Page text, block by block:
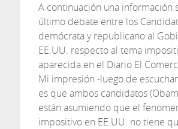
A continuación una información
último debate entre los
demócrata y republicano al
EE.UU. respecto al tema
aparecida en el Diario El
Mi impresión -luego de
es que ambos candidatos
están asumiendo que el
impositivo en EE.UU. no tiene